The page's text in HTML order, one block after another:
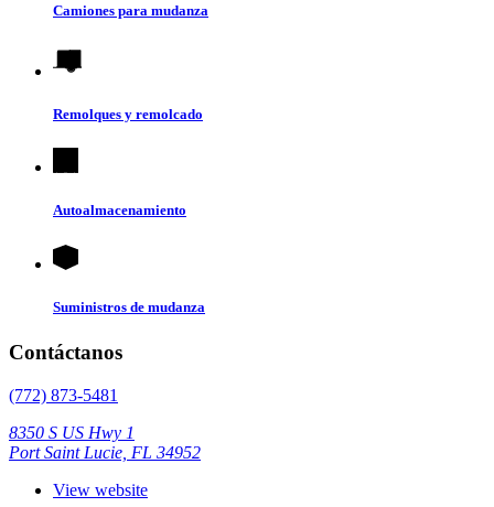
Camiones para mudanza
Remolques y remolcado
Autoalmacenamiento
Suministros de mudanza
Contáctanos
(772) 873-5481
8350 S US Hwy 1
Port Saint Lucie, FL 34952
View website